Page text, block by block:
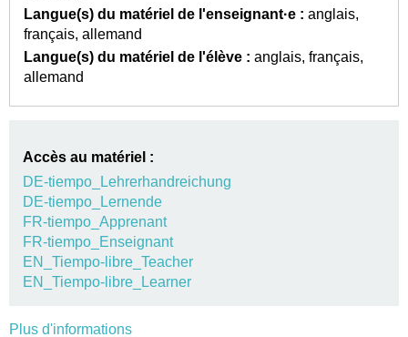
Langue(s) du matériel de l'enseignant·e : anglais
français allemand
Langue(s) du matériel de l'élève : anglais français
allemand
Accès au matériel :
DE-tiempo_Lehrerhandreichung
DE-tiempo_Lernende
FR-tiempo_Apprenant
FR-tiempo_Enseignant
EN_Tiempo-libre_Teacher
EN_Tiempo-libre_Learner
Plus d'informations